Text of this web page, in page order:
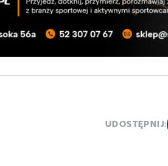
UDOSTĘPNIJ: